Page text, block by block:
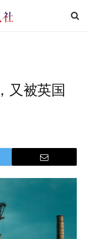
又被英国